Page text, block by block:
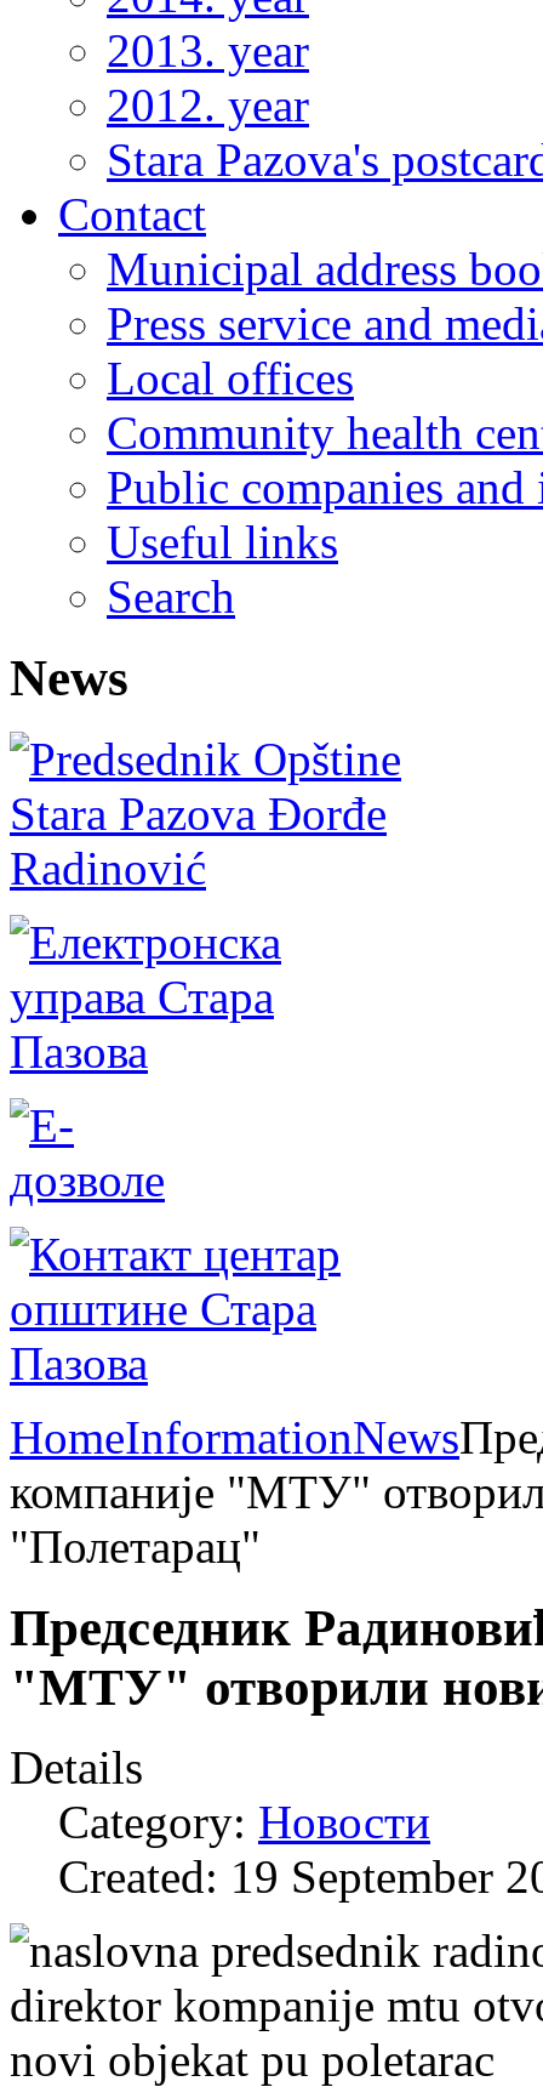
2013. year
2012. year
Stara Pazova's
Contact
Municipal address
Press service and
Local offices
Community health
Public companies
Useful links
Search
News
HomeInformationNews
компаније "МТУ"
"Полетарац"
Председник
"МТУ" отворили
Details
Category: Новости
Created: 19 September